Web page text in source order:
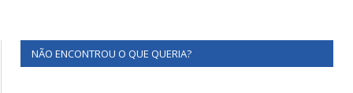
NÃO ENCONTROU O QUE QUERIA?